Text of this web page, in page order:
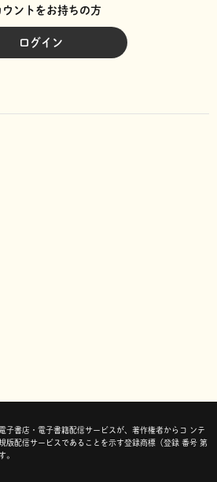
ウントをお持ちの方
ログイン
子書店・電子書籍配信サービスが、著作権者からコ ンテ
版配信サービスであることを示す登録商標（登録 番号 第
。